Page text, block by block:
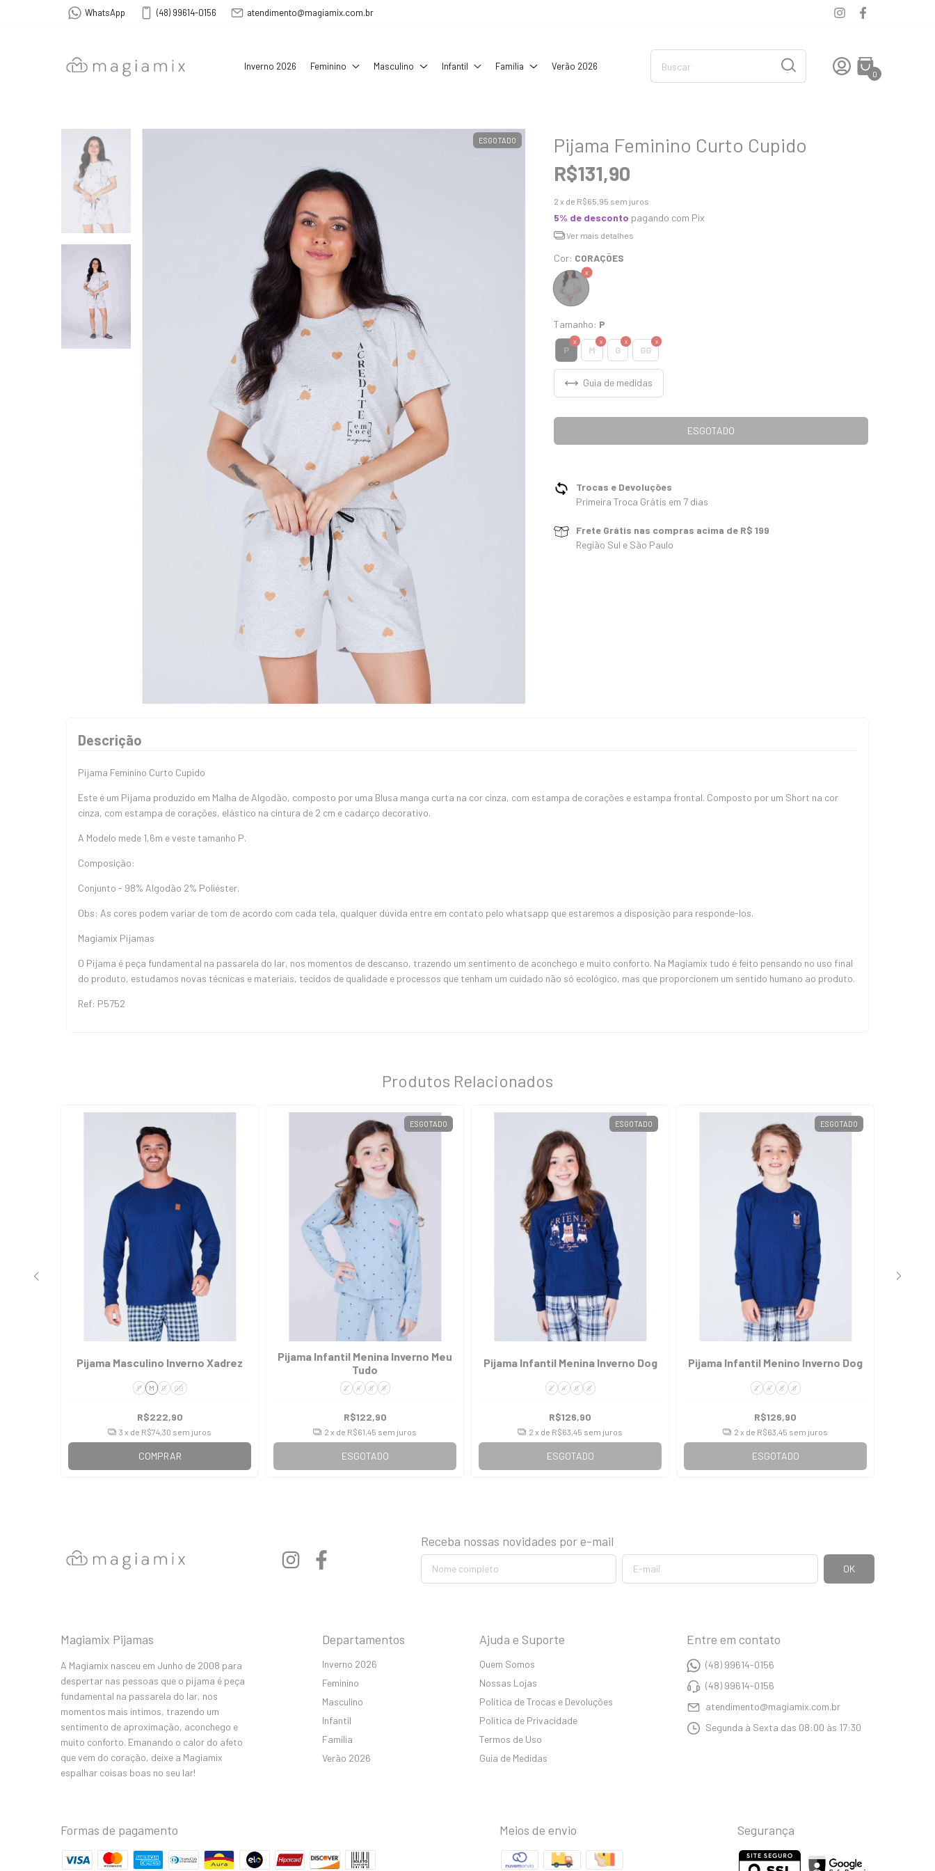
WhatsApp (48) 99614-0156 atendimento@magiamix.com.br
Inverno 2026 Feminino Masculino Infantil Família Verão 2026
0
ESGOTADO Pijama Feminino Curto Cupido
R$131,90
2 x de R$65,95 sem juros
5% de desconto pagando com Pix
Ver mais detalhes
Cor: CORAÇÕES
Tamanho: P
P M G GG
Guia de medidas
Trocas e Devoluções
Primeira Troca Grátis em 7 dias
Frete Grátis nas compras acima de R$ 199
Região Sul e São Paulo
Descrição
Pijama Feminino Curto Cupido
Este é um Pijama produzido em Malha de Algodão, composto por uma Blusa manga curta na cor cinza, com estampa de corações e estampa frontal. Composto por um Short na cor
cinza, com estampa de corações, elástico na cintura de 2 cm e cadarço decorativo.
A Modelo mede 1,6m e veste tamanho P.
Composição:
Conjunto - 98% Algodão 2% Poliéster.
Obs: As cores podem variar de tom de acordo com cada tela, qualquer dúvida entre em contato pelo whatsapp que estaremos a disposição para responde-los.
Magiamix Pijamas
O Pijama é peça fundamental na passarela do lar, nos momentos de descanso, trazendo um sentimento de aconchego e muito conforto. Na Magiamix tudo é feito pensando no uso final
do produto, estudamos novas técnicas e materiais, tecidos de qualidade e processos que tenham um cuidado não só ecológico, mas que proporcionem um sentido humano ao produto.
Ref: P5752
Produtos Relacionados
Pijama Masculino Inverno Xadrez
P M G GG
R$222,90
3 x de R$74,30 sem juros
COMPRAR
ESGOTADO
Pijama Infantil Menina Inverno Meu
Tudo
2 4 6 8
R$122,90
2 x de R$61,45 sem juros
ESGOTADO
ESGOTADO
Pijama Infantil Menina Inverno Dog
2 4 6 8
R$126,90
2 x de R$63,45 sem juros
ESGOTADO
ESGOTADO
Pijama Infantil Menino Inverno Dog
2 4 6 8
R$126,90
2 x de R$63,45 sem juros
ESGOTADO
Receba nossas novidades por e-mail
Magiamix Pijamas
A Magiamix nasceu em Junho de 2008 para
despertar nas pessoas que o pijama é peça
fundamental na passarela do lar, nos
momentos mais íntimos, trazendo um
sentimento de aproximação, aconchego e
muito conforto. Emanando o calor do afeto
que vem do coração, deixe a Magiamix
espalhar coisas boas no seu lar!
Departamentos
Inverno 2026
Feminino
Masculino
Infantil
Família
Verão 2026
Ajuda e Suporte
Quem Somos
Nossas Lojas
Política de Trocas e Devoluções
Política de Privacidade
Termos de Uso
Guia de Medidas
Entre em contato
(48) 99614-0156
(48) 99614-0156
atendimento@magiamix.com.br
Segunda à Sexta das 08:00 às 17:30
Formas de pagamento Meios de envio Segurança